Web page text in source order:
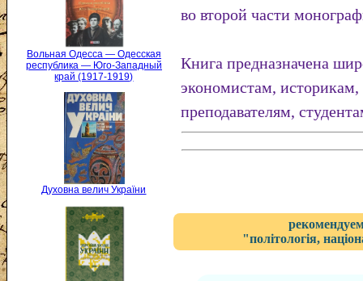
Вольная Одесса — Одесская
республика — Юго-Западный
край (1917-1919)
Духовна велич України
во второй части
Книга предназначена
экономистам,
преподавателям,
"політологія,